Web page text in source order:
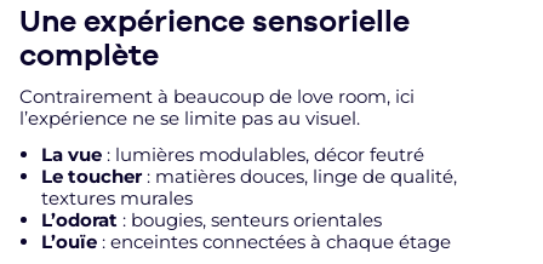
Une expérience sensorielle
complète
Contrairement à beaucoup de love room, ici
l’expérience ne se limite pas au visuel.
La vue : lumières modulables, décor feutré
Le toucher: matières douces, linge de qualité,
textures murales
L’odorat : bougies, senteurs orientales
L’ouïe : enceintes connectées à chaque étage